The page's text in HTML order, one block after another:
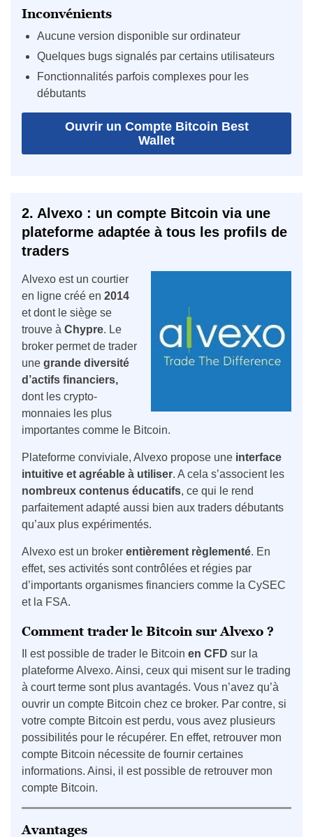
Inconvénients
Aucune version disponible sur ordinateur
Quelques bugs signalés par certains utilisateurs
Fonctionnalités parfois complexes pour les
débutants
Ouvrir un Compte Bitcoin Best
Wallet
2. Alvexo : un compte Bitcoin via une
plateforme adaptée à tous les profils de
traders
Alvexo est un courtier
en ligne créé en 2014
et dont le siège se
trouve à Chypre. Le
broker permet de trader
une grande diversité
d’actifs financiers,
dont les crypto-
monnaies les plus
importantes comme le Bitcoin.
Plateforme conviviale, Alvexo propose une interface
intuitive et agréable à utiliser. A cela s’associent les
nombreux contenus éducatifs, ce qui le rend
parfaitement adapté aussi bien aux traders débutants
qu’aux plus expérimentés.
Alvexo est un broker entièrement règlementé. En
effet, ses activités sont contrôlées et régies par
d’importants organismes financiers comme la CySEC
et la FSA.
Comment trader le Bitcoin sur Alvexo ?
Il est possible de trader le Bitcoin en CFD sur la
plateforme Alvexo. Ainsi, ceux qui misent sur le trading
à court terme sont plus avantagés. Vous n’avez qu’à
ouvrir un compte Bitcoin chez ce broker. Par contre, si
votre compte Bitcoin est perdu, vous avez plusieurs
possibilités pour le récupérer. En effet, retrouver mon
compte Bitcoin nécessite de fournir certaines
informations. Ainsi, il est possible de retrouver mon
compte Bitcoin.
Avantages